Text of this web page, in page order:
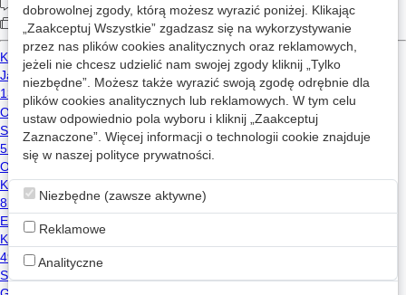
« 1 2 ... 9 ... 63 »
Nowy wątek
Zaakceptowano Prosta gra w JS – code review
4.3k
malkrzysztof 2018-08-09 20:10
Zaakceptowano
14
1.6k
c++
dobrowolnej zgody, którą możesz wyrazić poniżej. Klikając
„Zaakceptuj Wszystkie” zgadzasz się na wykorzystywanie
przez nas plików cookies analitycznych oraz reklamowych,
jeżeli nie chcesz udzielić nam swojej zgody kliknij „Tylko
niezbędne”. Możesz także wyrazić swoją zgodę odrębnie dla
plików cookies analitycznych lub reklamowych. W tym celu
ustaw odpowiednio pola wyboru i kliknij „Zaakceptuj
Zaznaczone”. Więcej informacji o technologii cookie znajduje
się w naszej polityce prywatności.
Niezbędne (zawsze aktywne)
Reklamowe
Analityczne